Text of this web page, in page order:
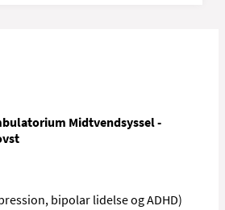
Midtvendsyssel -
bipolar lidelse og ADHD)